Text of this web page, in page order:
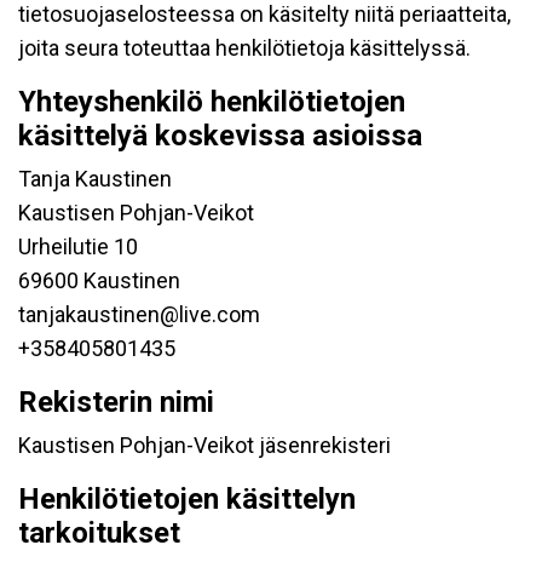
tietosuojaselosteessa on käsitelty niitä periaatteita,
joita seura toteuttaa henkilötietoja käsittelyssä.
Yhteyshenkilö henkilötietojen
käsittelyä koskevissa asioissa
Tanja Kaustinen
Kaustisen Pohjan-Veikot
Urheilutie 10
69600 Kaustinen
tanjakaustinen@live.com
+358405801435
Rekisterin nimi
Kaustisen Pohjan-Veikot jäsenrekisteri
Henkilötietojen käsittelyn
tarkoitukset